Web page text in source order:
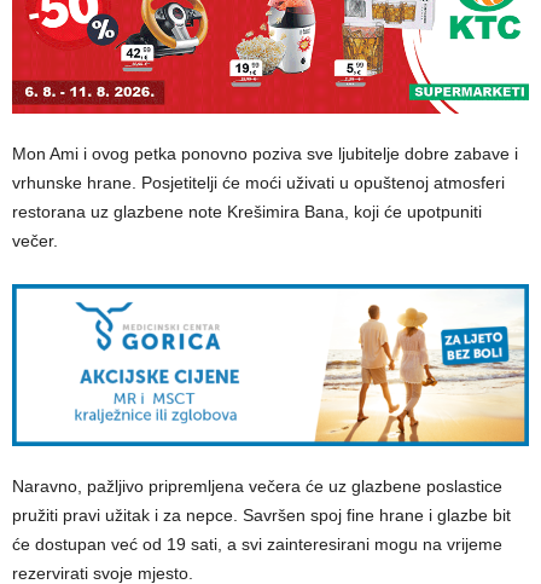
Mon Ami i ovog petka ponovno poziva sve ljubitelje dobre zabave i
vrhunske hrane. Posjetitelji će moći uživati u opuštenoj atmosferi
restorana uz glazbene note Krešimira Bana, koji će upotpuniti
večer.
Naravno, pažljivo pripremljena večera će uz glazbene poslastice
pružiti pravi užitak i za nepce. Savršen spoj fine hrane i glazbe bit
će dostupan već od 19 sati, a svi zainteresirani mogu na vrijeme
rezervirati svoje mjesto.